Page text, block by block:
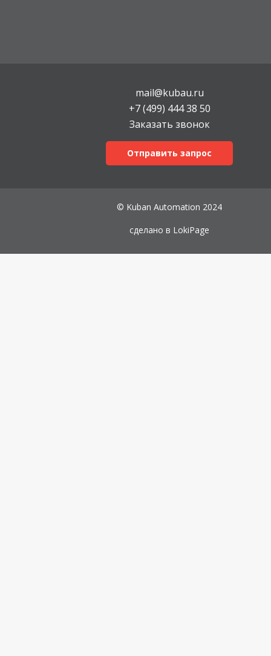
mail@kubau.ru
+7 (499) 444 38 50
Заказать звонок
Отправить запрос
© Kuban Automation 2024
сделано в LokiPage